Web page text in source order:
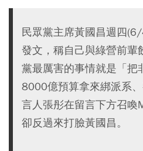
民眾黨主席黃國昌週四
發文，稱自己與綠營前輩
黨最厲害的事情就是「把
8000億預算拿來綁派系
言人張彤在留言下方召喚
卻反過來打臉黃國昌。